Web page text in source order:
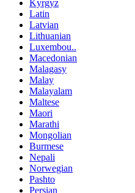
Kyrgyz
Latin
Latvian
Lithuanian
Luxembou..
Macedonian
Malagasy
Malay
Malayalam
Maltese
Maori
Marathi
Mongolian
Burmese
Nepali
Norwegian
Pashto
Persian